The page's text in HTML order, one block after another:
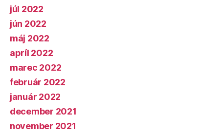
júl 2022
jún 2022
máj 2022
apríl 2022
marec 2022
február 2022
január 2022
december 2021
november 2021